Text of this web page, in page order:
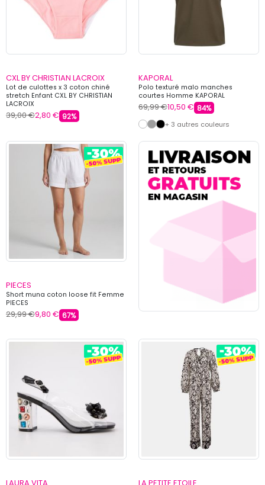
CXL BY CHRISTIAN LACROIX
Lot de culottes x 3 coton chiné
stretch Enfant CXL BY CHRISTIAN
LACROIX
39,00 €2,80 € 92%
KAPORAL
Polo texturé malo manches
courtes Homme KAPORAL
69,99 €10,50 € 84%
+ 3 autres couleurs
PIECES
Short muna coton loose fit Femme
PIECES
29,99 €9,80 € 67%